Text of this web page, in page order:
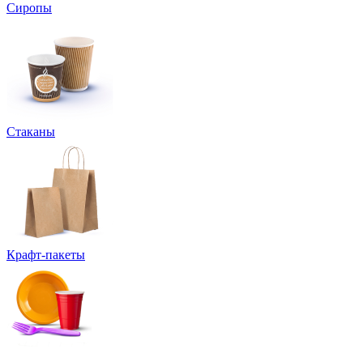
Сиропы
Стаканы
Крафт-пакеты